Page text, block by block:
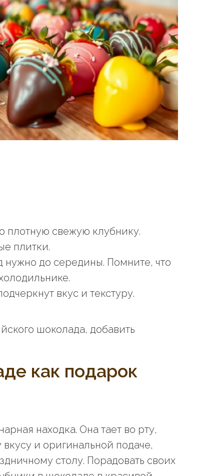
плотную свежую клубнику.
плитки.
нужно до середины. Помните, что
вкус и текстуру.
шоколада, добавить
как подарок
находка. Она тает во рту,
и оригинальной подаче,
столу. Порадовать своих